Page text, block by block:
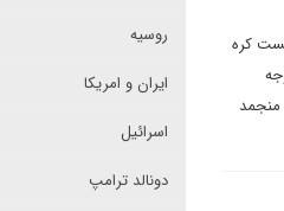
کره
منجمد
روسیه
ایران و امریکا
اسرائیل
دونالد ترامپ